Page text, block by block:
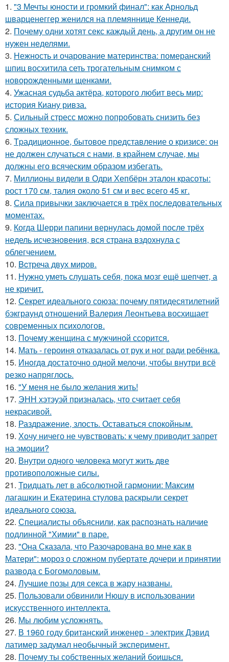
1. "3 Мечты юности и громкий финал": как Арнольд
шварценеггер женился на племяннице Кеннеди.
2. Почему одни хотят секс каждый день, а другим он не
нужен неделями.
3. Нежность и очарование материнства: померанский
шпиц восхитила сеть трогательным снимком с
новорожденными щенками.
4. Ужасная судьба актёра, которого любит весь мир:
история Киану ривза.
5. Сильный стресс можно попробовать снизить без
сложных техник.
6. Tpадиционное, бытовое представление о кризисе: он
не должен случаться с нами, в крайнем случае, мы
должны его всяческим образом избегать.
7. Миллионы видели в Одри Хепбёрн эталон красоты:
рост 170 см, талия около 51 см и вес всего 45 кг.
8. Сила привычки заключается в трёх последовательных
моментах.
9. Когда Шерри папини вернулась домой после трёх
недель исчезновения, вся страна вздохнула с
облегчением.
10. Bcтреча двух миров.
11. Нужно уметь слушать себя, пока мозг ещё шепчет, а
не кричит.
12. Секрет идеального союза: почему пятидесятилетний
бэкграунд отношений Валерия Леонтьева восхищает
современных психологов.
13. Почему женщина с мужчиной ссорится.
14. Мать - героиня отказалась от рук и ног ради ребёнка.
15. Инoгдa достаточно одной мелочи, чтобы внутри всё
резко напряглось.
16. "У меня не было желания жить!
17. ЭНН хэтэуэй призналась, что считает себя
некрасивой.
18. Раздражение, злость. Оставаться спокойным.
19. Хочу ничего не чувствовать: к чему приводит запрет
на эмоции?
20. Внутри одного человека могут жить две
противоположные силы.
21. Тридцать лет в абсолютной гармонии: Максим
лагашкин и Екатерина стулова раскрыли секрет
идеального союза.
22. Специалисты объяснили, как распознать наличие
подлинной "Химии" в паре.
23. "Она Сказала, что Разочарована во мне как в
Матери": мороз о сложном пубертате дочери и принятии
развода с Богомоловым.
24. Лучшие позы для секса в жару названы.
25. Пользовали обвинили Нюшу в использовании
искусственного интеллекта.
26. Мы любим усложнять.
27. В 1960 году британский инженер - электрик Дэвид
латимер задумал необычный эксперимент.
28. Почему ты собственных желаний боишься.